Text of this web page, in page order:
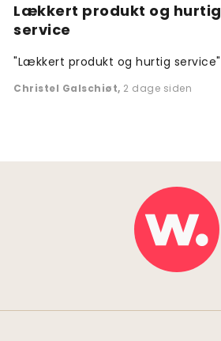
Lækkert produkt og hurtig
service
"Lækkert produkt og hurtig service"
Christel Galschiøt, 2 dage siden